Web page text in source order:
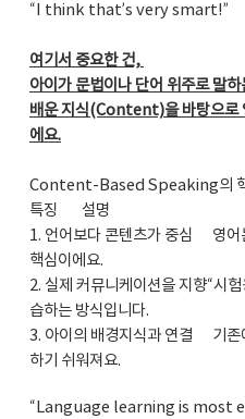
“I think that’s very smart!”
여기서 중요한 건,
아이가 문법이나 단어 위주로 말
배운 지식(Content)을 바탕으로
에요.
Content-Based Speaking의 핵
특징
설명
1. 언어보다 콘텐츠가 중심
영
핵심이에요.
2. 실제 커뮤니케이션을 지향“시
습하는 방식입니다.
3. 아이의 배경지식과 연결
기존
하기 쉬워져요.
“Language learning is most